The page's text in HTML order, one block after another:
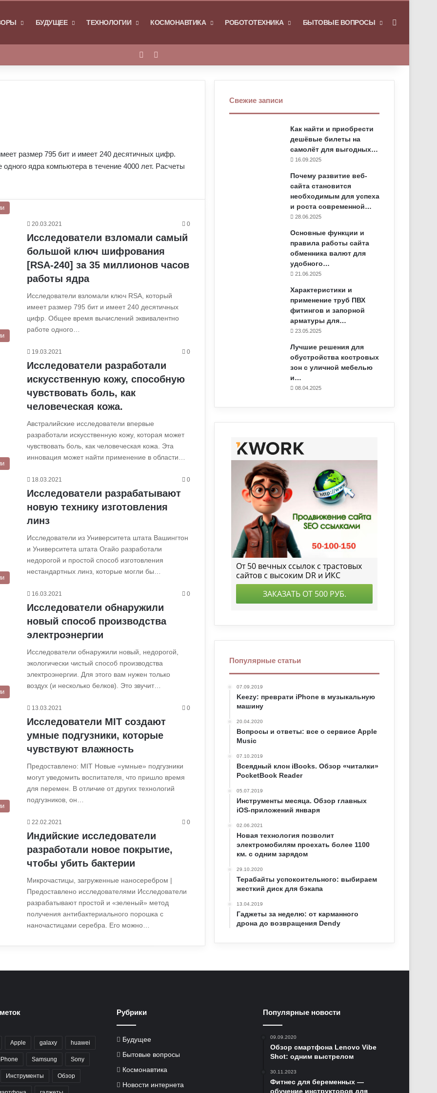
БУДУЩЕЕ ТЕХНОЛОГИИ КОСМОНАВТИКА РОБОТОТЕХНИКА БЫТОВЫЕ ВОПРОСЫ
Войти
размер 795 бит и имеет 240 десятичных цифр.
ядра компьютера в течение 4000 лет. Расчеты
20.03.2021 0
Исследователи взломали самый
большой ключ шифрования
[RSA-240] за 35 миллионов часов
работы ядра
Исследователи взломали ключ RSA, который
имеет размер 795 бит и имеет 240 десятичных
цифр. Общее время вычислений эквивалентно
работе одного…
19.03.2021 0
Исследователи разработали
искусственную кожу, способную
чувствовать боль, как
человеческая кожа.
Австралийские исследователи впервые
разработали искусственную кожу, которая может
чувствовать боль, как человеческая кожа. Эта
инновация может найти применение в области…
18.03.2021 0
Исследователи разрабатывают
новую технику изготовления
линз
Исследователи из Университета штата Вашингтон
и Университета штата Огайо разработали
недорогой и простой способ изготовления
нестандартных линз, которые могли бы…
16.03.2021 0
Исследователи обнаружили
новый способ производства
электроэнергии
Исследователи обнаружили новый, недорогой,
экологически чистый способ производства
электроэнергии. Для этого вам нужен только
воздух (и несколько белков). Это звучит…
13.03.2021 0
Исследователи MIT создают
умные подгузники, которые
чувствуют влажность
Предоставлено: MIT Новые «умные» подгузники
могут уведомить воспитателя, что пришло время
для перемен. В отличие от других технологий
подгузников, он…
22.02.2021 0
Индийские исследователи
разработали новое покрытие,
чтобы убить бактерии
Микрочастицы, загруженные наносеребром |
Предоставлено исследователями Исследователи
разрабатывают простой и «зеленый» метод
получения антибактериального порошка с
наночастицами серебра. Его можно…
Свежие записи
Как найти и приобрести
дешёвые билеты на
самолёт для выгодных…
16.09.2025
Почему развитие веб-
сайта становится
необходимым для успеха
и роста современной…
28.06.2025
Основные функции и
правила работы сайта
обменника валют для
удобного…
21.06.2025
Характеристики и
применение труб ПВХ
фитингов и запорной
арматуры для…
23.05.2025
Лучшие решения для
обустройства костровых
зон с уличной мебелью
и…
08.04.2025
Популярные статьи
07.09.2019
Keezy: преврати iPhone в музыкальную
машину
20.04.2020
Вопросы и ответы: все о сервисе Apple
Music
07.10.2019
Всеядный клон iBooks. Обзор «читалки»
PocketBook Reader
05.07.2019
Инструменты месяца. Обзор главных
iOS-приложений января
02.06.2021
Новая технология позволит
электромобилям проехать более 1100
км. с одним зарядом
29.10.2020
Терабайты успокоительного: выбираем
жесткий диск для бэкапа
13.04.2019
Гаджеты за неделю: от карманного
дрона до возвращения Dendy
Apple galaxy huawei
Samsung Sony
Инструменты Обзор
Рубрики
Будущее
Бытовые вопросы
Космонавтика
Новости интернета
Популярные новости
09.09.2020
Обзор смартфона Lenovo Vibe
Shot: одним выстрелом
30.11.2023
Фитнес для беременных —
обучение инструкторов для